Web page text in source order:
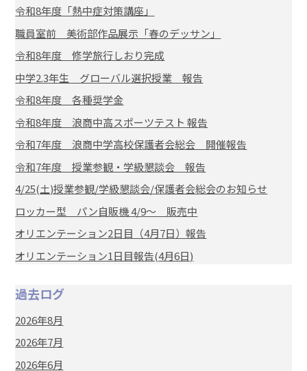
令和8年度「熱中症対策講座」
職員室前 美術部作品展示「春のデッサン」
令和8年度 修学旅行しおり完成
中学2.3年生 グローバル選択授業 報告
令和8年度 各種奨学金
令和8年度 浪商中高スポーツテスト 報告
令和7年度 浪商中学高校保護者会総会 開催報告
令和7年度 授業参観・学級懇談会 報告
4/25(土)授業参観/学級懇談会/保護者会総会のお知らせ
ロッカー型 パン自販機 4/9～ 販売中
オリエンテーション2日目（4月7日）報告
オリエンテーション1日目報告(4月6日)
過去ログ
2026年8月
2026年7月
2026年6月